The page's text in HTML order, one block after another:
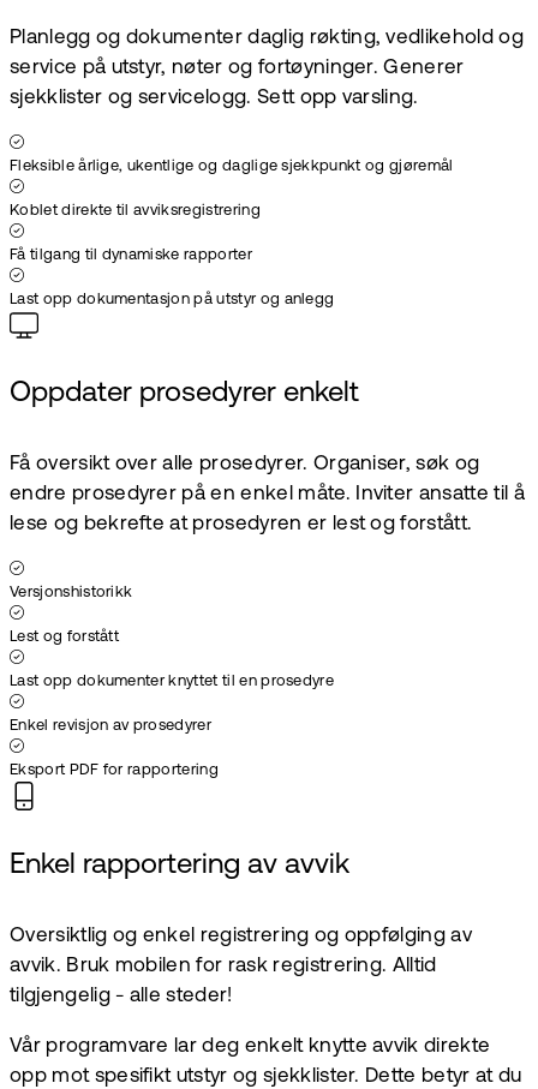
Planlegg og dokumenter daglig røkting, vedlikehold og
service på utstyr, nøter og fortøyninger. Generer
sjekklister og servicelogg. Sett opp varsling.
Fleksible årlige, ukentlige og daglige sjekkpunkt og gjøremål
Koblet direkte til avviksregistrering
Få tilgang til dynamiske rapporter
Last opp dokumentasjon på utstyr og anlegg
Oppdater prosedyrer enkelt
Få oversikt over alle prosedyrer. Organiser, søk og
endre prosedyrer på en enkel måte. Inviter ansatte til å
lese og bekrefte at prosedyren er lest og forstått.
Versjonshistorikk
Lest og forstått
Last opp dokumenter knyttet til en prosedyre
Enkel revisjon av prosedyrer
Eksport PDF for rapportering
Enkel rapportering av avvik
Oversiktlig og enkel registrering og oppfølging av
avvik. Bruk mobilen for rask registrering. Alltid
tilgjengelig - alle steder!
Vår programvare lar deg enkelt knytte avvik direkte
opp mot spesifikt utstyr og sjekklister. Dette betyr at du